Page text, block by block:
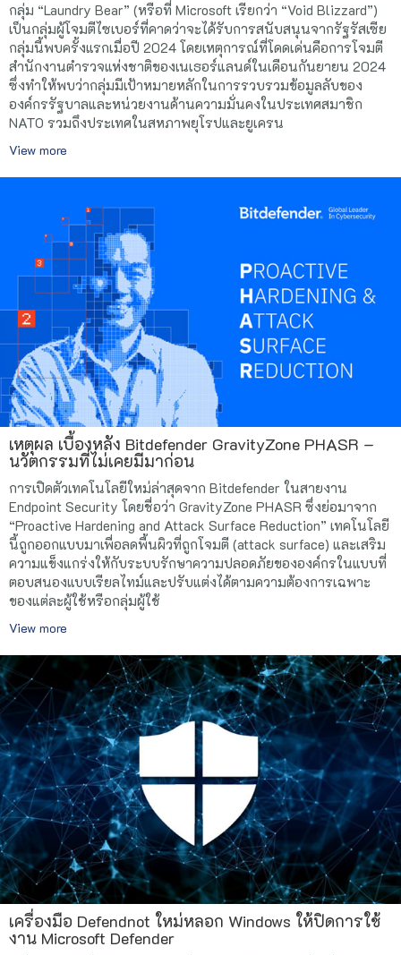
กลุ่ม “Laundry Bear” (หรือที่ Microsoft เรียกว่า “Void Blizzard”)
เป็นกลุ่มผู้โจมตีไซเบอร์ที่คาดว่าจะได้รับการสนับสนุนจากรัฐรัสเซีย
กลุ่มนี้พบครั้งแรกเมื่อปี 2024 โดยเหตุการณ์ที่โดดเด่นคือการโจมตี
สำนักงานตำรวจแห่งชาติของเนเธอร์แลนด์ในเดือนกันยายน 2024
ซึ่งทำให้พบว่ากลุ่มมีเป้าหมายหลักในการรวบรวมข้อมูลลับของ
องค์กรรัฐบาลและหน่วยงานด้านความมั่นคงในประเทศสมาชิก
NATO รวมถึงประเทศในสหภาพยุโรปและยูเครน
View more
เหตุผล เบื้องหลัง Bitdefender GravityZone PHASR –
นวัตกรรมที่ไม่เคยมีมาก่อน
การเปิดตัวเทคโนโลยีใหม่ล่าสุดจาก Bitdefender ในสายงาน
Endpoint Security โดยชื่อว่า GravityZone PHASR ซึ่งย่อมาจาก
“Proactive Hardening and Attack Surface Reduction” เทคโนโลยี
นี้ถูกออกแบบมาเพื่อลดพื้นผิวที่ถูกโจมตี (attack surface) และเสริม
ความแข็งแกร่งให้กับระบบรักษาความปลอดภัยขององค์กรในแบบที่
ตอบสนองแบบเรียลไทม์และปรับแต่งได้ตามความต้องการเฉพาะ
ของแต่ละผู้ใช้หรือกลุ่มผู้ใช้
View more
เครื่องมือ Defendnot ใหม่หลอก Windows ให้ปิดการใช้
งาน Microsoft Defender